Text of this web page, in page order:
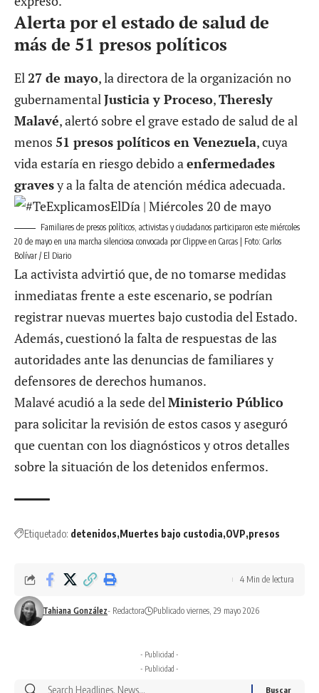
Alerta por el estado de salud de
más de 51 presos políticos
El27 de mayo, la directora de la organización no
gubernamentalJusticia y Proceso,Theresly
Malavé, alertó sobre el grave estado de salud de al
menos 51 presos políticos en Venezuela, cuya
vida estaría en riesgo debido aenfermedades
gravesy a la falta de atención médica adecuada.
Familiares de presos políticos, activistas y ciudadanos participaron este miércoles
20 de mayo en una marcha silenciosa convocada por Clippve en Carcas | Foto: Carlos
Bolívar / El Diario
La activista advirtió que, de no tomarse medidas
inmediatas frente a este escenario, se podrían
registrar nuevas muertes bajo custodia del Estado.
Además, cuestionó la falta de respuestas de las
autoridades ante las denuncias de familiares y
defensores de derechos humanos.
Malavé acudió a la sede delMinisterio Público
para solicitar la revisión de estos casos y aseguró
que cuentan con los diagnósticos y otros detalles
sobre la situación de los detenidos enfermos.
Etiquetado: detenidos Muertes bajo custodia OVP presos
Tahiana González- Redactora Publicado viernes, 29 mayo 2026
4 Min de lectura
- Publicidad -
- Publicidad -